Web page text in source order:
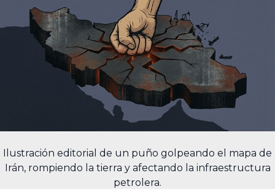
Ilustración editorial de un puño golpeando el mapa de
Irán, rompiendo la tierra y afectando la infraestructura
petrolera.